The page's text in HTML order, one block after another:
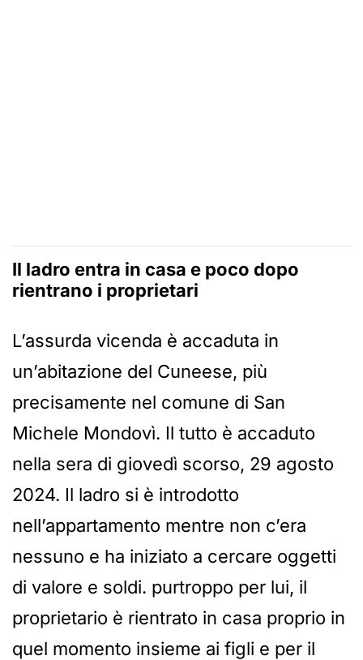
Il ladro entra in casa e poco dopo
rientrano i proprietari
L’assurda vicenda è accaduta in
un’abitazione del Cuneese, più
precisamente nel comune di San
Michele Mondovì. Il tutto è accaduto
nella sera di giovedì scorso, 29 agosto
2024. Il ladro si è introdotto
nell’appartamento mentre non c’era
nessuno e ha iniziato a cercare oggetti
di valore e soldi. purtroppo per lui, il
proprietario è rientrato in casa proprio in
quel momento insieme ai figli e per il